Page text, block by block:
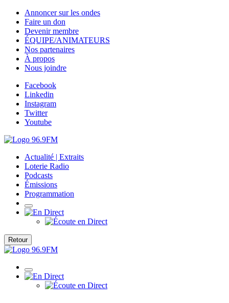
Annoncer sur les ondes
Faire un don
Devenir membre
ÉQUIPE/ANIMATEURS
Nos partenaires
À propos
Nous joindre
Facebook
Linkedin
Instagram
Twitter
Youtube
Actualité | Extraits
Loterie Radio
Podcasts
Émissions
Programmation
Retour